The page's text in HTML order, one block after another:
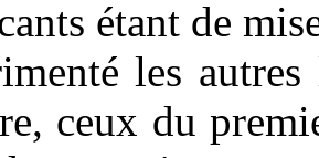
étant de
les
ceux du